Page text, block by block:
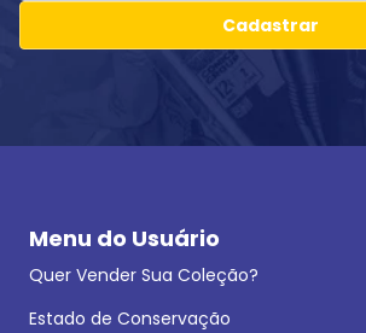
Cadastrar
Menu do Usuário
Quer Vender Sua Coleção?
Estado de Conservação